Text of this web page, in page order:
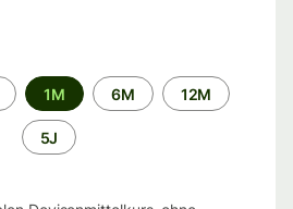
1M 6M 12M
5J